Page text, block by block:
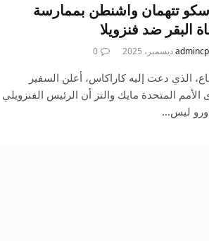
تتهمان واشنطن بممارسة
البقر ضد فنزويلا
admincp
0
الذي دعت إليه كاراكاس، أعلن السفير
الأمم المتحدة مايك والتز أن الرئيس الفنزويلي
ليس…